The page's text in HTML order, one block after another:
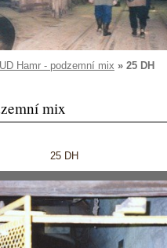
UD Hamr - podzemní mix » 25 DH
mix
25 DH